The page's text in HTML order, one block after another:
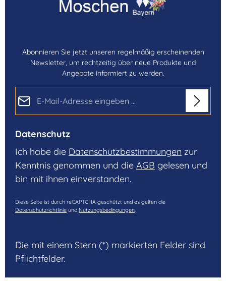
Abonnieren Sie jetzt unseren regelmäßig erscheinenden
Newsletter, um rechtzeitig über neue Produkte und
Angebote informiert zu werden.
Datenschutz
Ich habe die Datenschutzbestimmungen zur
Kenntnis genommen und die AGB gelesen und
bin mit ihnen einverstanden.
Diese Seite ist durch reCAPTCHA geschützt und es gelten die
Datenschutzrichtlinie und Nutzungsbedingungen.
Die mit einem Stern (*) markierten Felder sind
Pflichtfelder.